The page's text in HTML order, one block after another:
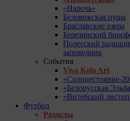
«Нарочь»
Беловежская пуща
Браславские озера
Березинский
Полесский
заповедник
События
Viva Kola Art
«Солнцестояние-
«Белорусская
«Витебский
Футбол
Разделы